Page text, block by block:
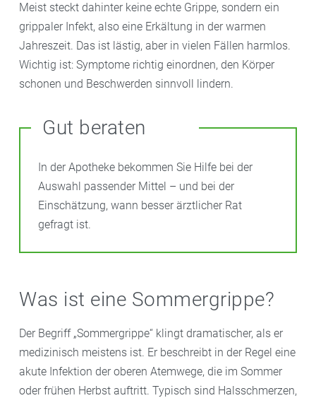
Meist steckt dahinter keine echte Grippe, sondern ein
grippaler Infekt, also eine Erkältung in der warmen
Jahreszeit. Das ist lästig, aber in vielen Fällen harmlos.
Wichtig ist: Symptome richtig einordnen, den Körper
schonen und Beschwerden sinnvoll lindern.
Gut beraten
In der Apotheke bekommen Sie Hilfe bei der
Auswahl passender Mittel – und bei der
Einschätzung, wann besser ärztlicher Rat
gefragt ist.
Was ist eine Sommergrippe?
Der Begriff „Sommergrippe“ klingt dramatischer, als er
medizinisch meistens ist. Er beschreibt in der Regel eine
akute Infektion der oberen Atemwege, die im Sommer
oder frühen Herbst auftritt. Typisch sind Halsschmerzen,